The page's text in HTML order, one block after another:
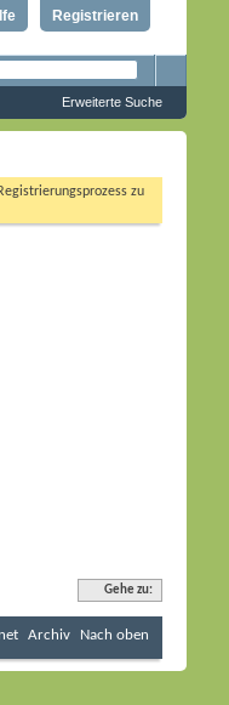
Registrieren
Erweiterte Suche
zu
Gehe zu:
Archiv Nach oben